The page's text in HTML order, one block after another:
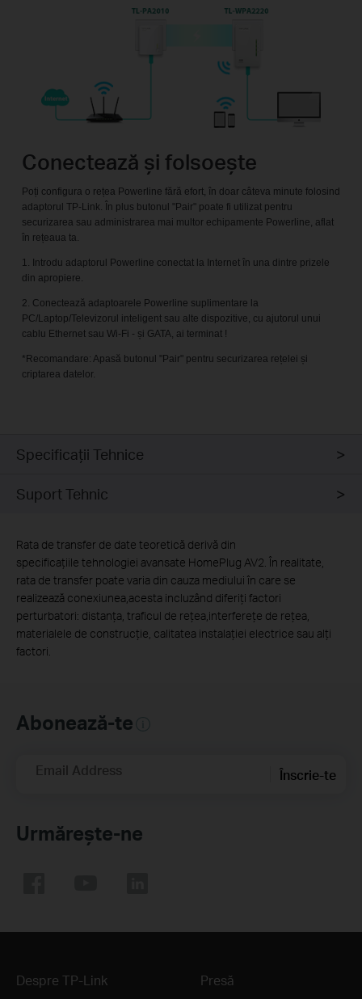
Conectează și folsoește
Poți configura o rețea Powerline fără efort, în doar câteva minute folosind
adaptorul TP-Link. În plus butonul "Pair" poate fi utilizat pentru
securizarea sau administrarea mai multor echipamente Powerline, aflat
în rețeaua ta.
1. Introdu adaptorul Powerline conectat la Internet în una dintre prizele
din apropiere.
2. Conectează adaptoarele Powerline suplimentare la
PC/Laptop/Televizorul inteligent sau alte dispozitive, cu ajutorul unui
cablu Ethernet sau Wi-Fi - și GATA, ai terminat !
*Recomandare: Apasă butonul "Pair" pentru securizarea rețelei și
criptarea datelor.
Specificaţii Tehnice
Suport Tehnic
Rata de transfer de date teoretică derivă din
specificațiile tehnologiei avansate HomePlug AV2. În realitate,
rata de transfer poate varia din cauza mediului în care se
realizează conexiunea,acesta incluzând diferiți factori
perturbatori: distanța, traficul de rețea,interferețe de rețea,
materialele de construcție, calitatea instalației electrice sau alți
factori.
Abonează-te
Email Address Înscrie-te
Urmărește-ne
Despre TP-Link Presă